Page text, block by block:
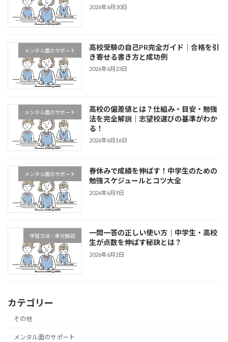
2026年6月30日
メンタル面のサポート
高校受験の自己PR完全ガイド｜合格を引
き寄せる書き方と成功例
2026年6月23日
メンタル面のサポート
高校の偏差値とは？仕組み・目安・勉強
法を完全解説｜志望校選びの基準がわか
る！
2026年6月16日
メンタル面のサポート
春休みで成績を伸ばす！中学生のための
勉強スケジュールとコツ大全
2026年6月9日
学習方法・単元解説
一問一答の正しい使い方｜中学生・高校
生が点数を伸ばす秘訣とは？
2026年6月2日
カテゴリー
その他
メンタル面のサポート